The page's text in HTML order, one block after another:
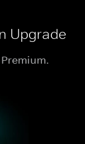
Upgrade